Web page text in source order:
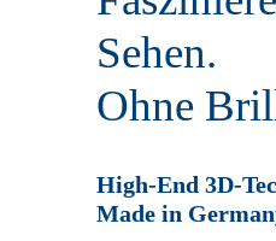
Sehen.
Ohne
High-End 3D-
Made in